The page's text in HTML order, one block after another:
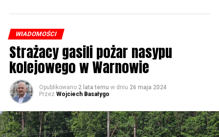
WIADOMOŚCI
Strażacy gasili pożar nasypu
kolejowego w Warnowie
Opublikowano 2 lata temu w dniu 26 maja 2024
Przez Wojciech Basałygo